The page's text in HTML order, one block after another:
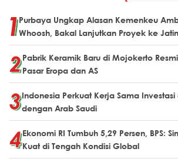
Purbaya Ungkap Alasan Kemenkeu
Whoosh, Bakal Lanjutkan Proyek ke
Pabrik Keramik Baru di Mojokerto
Pasar Eropa dan AS
Indonesia Perkuat Kerja Sama
dengan Arab Saudi
Ekonomi RI Tumbuh 5,29 Persen, BPS:
Kuat di Tengah Kondisi Global